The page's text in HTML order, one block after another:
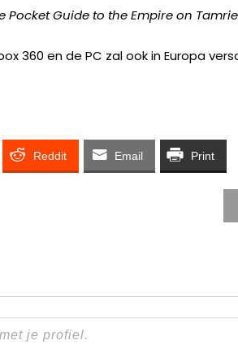
Guide to the Empire on
360 en de PC zal ook in Europa
Reddit Email Print